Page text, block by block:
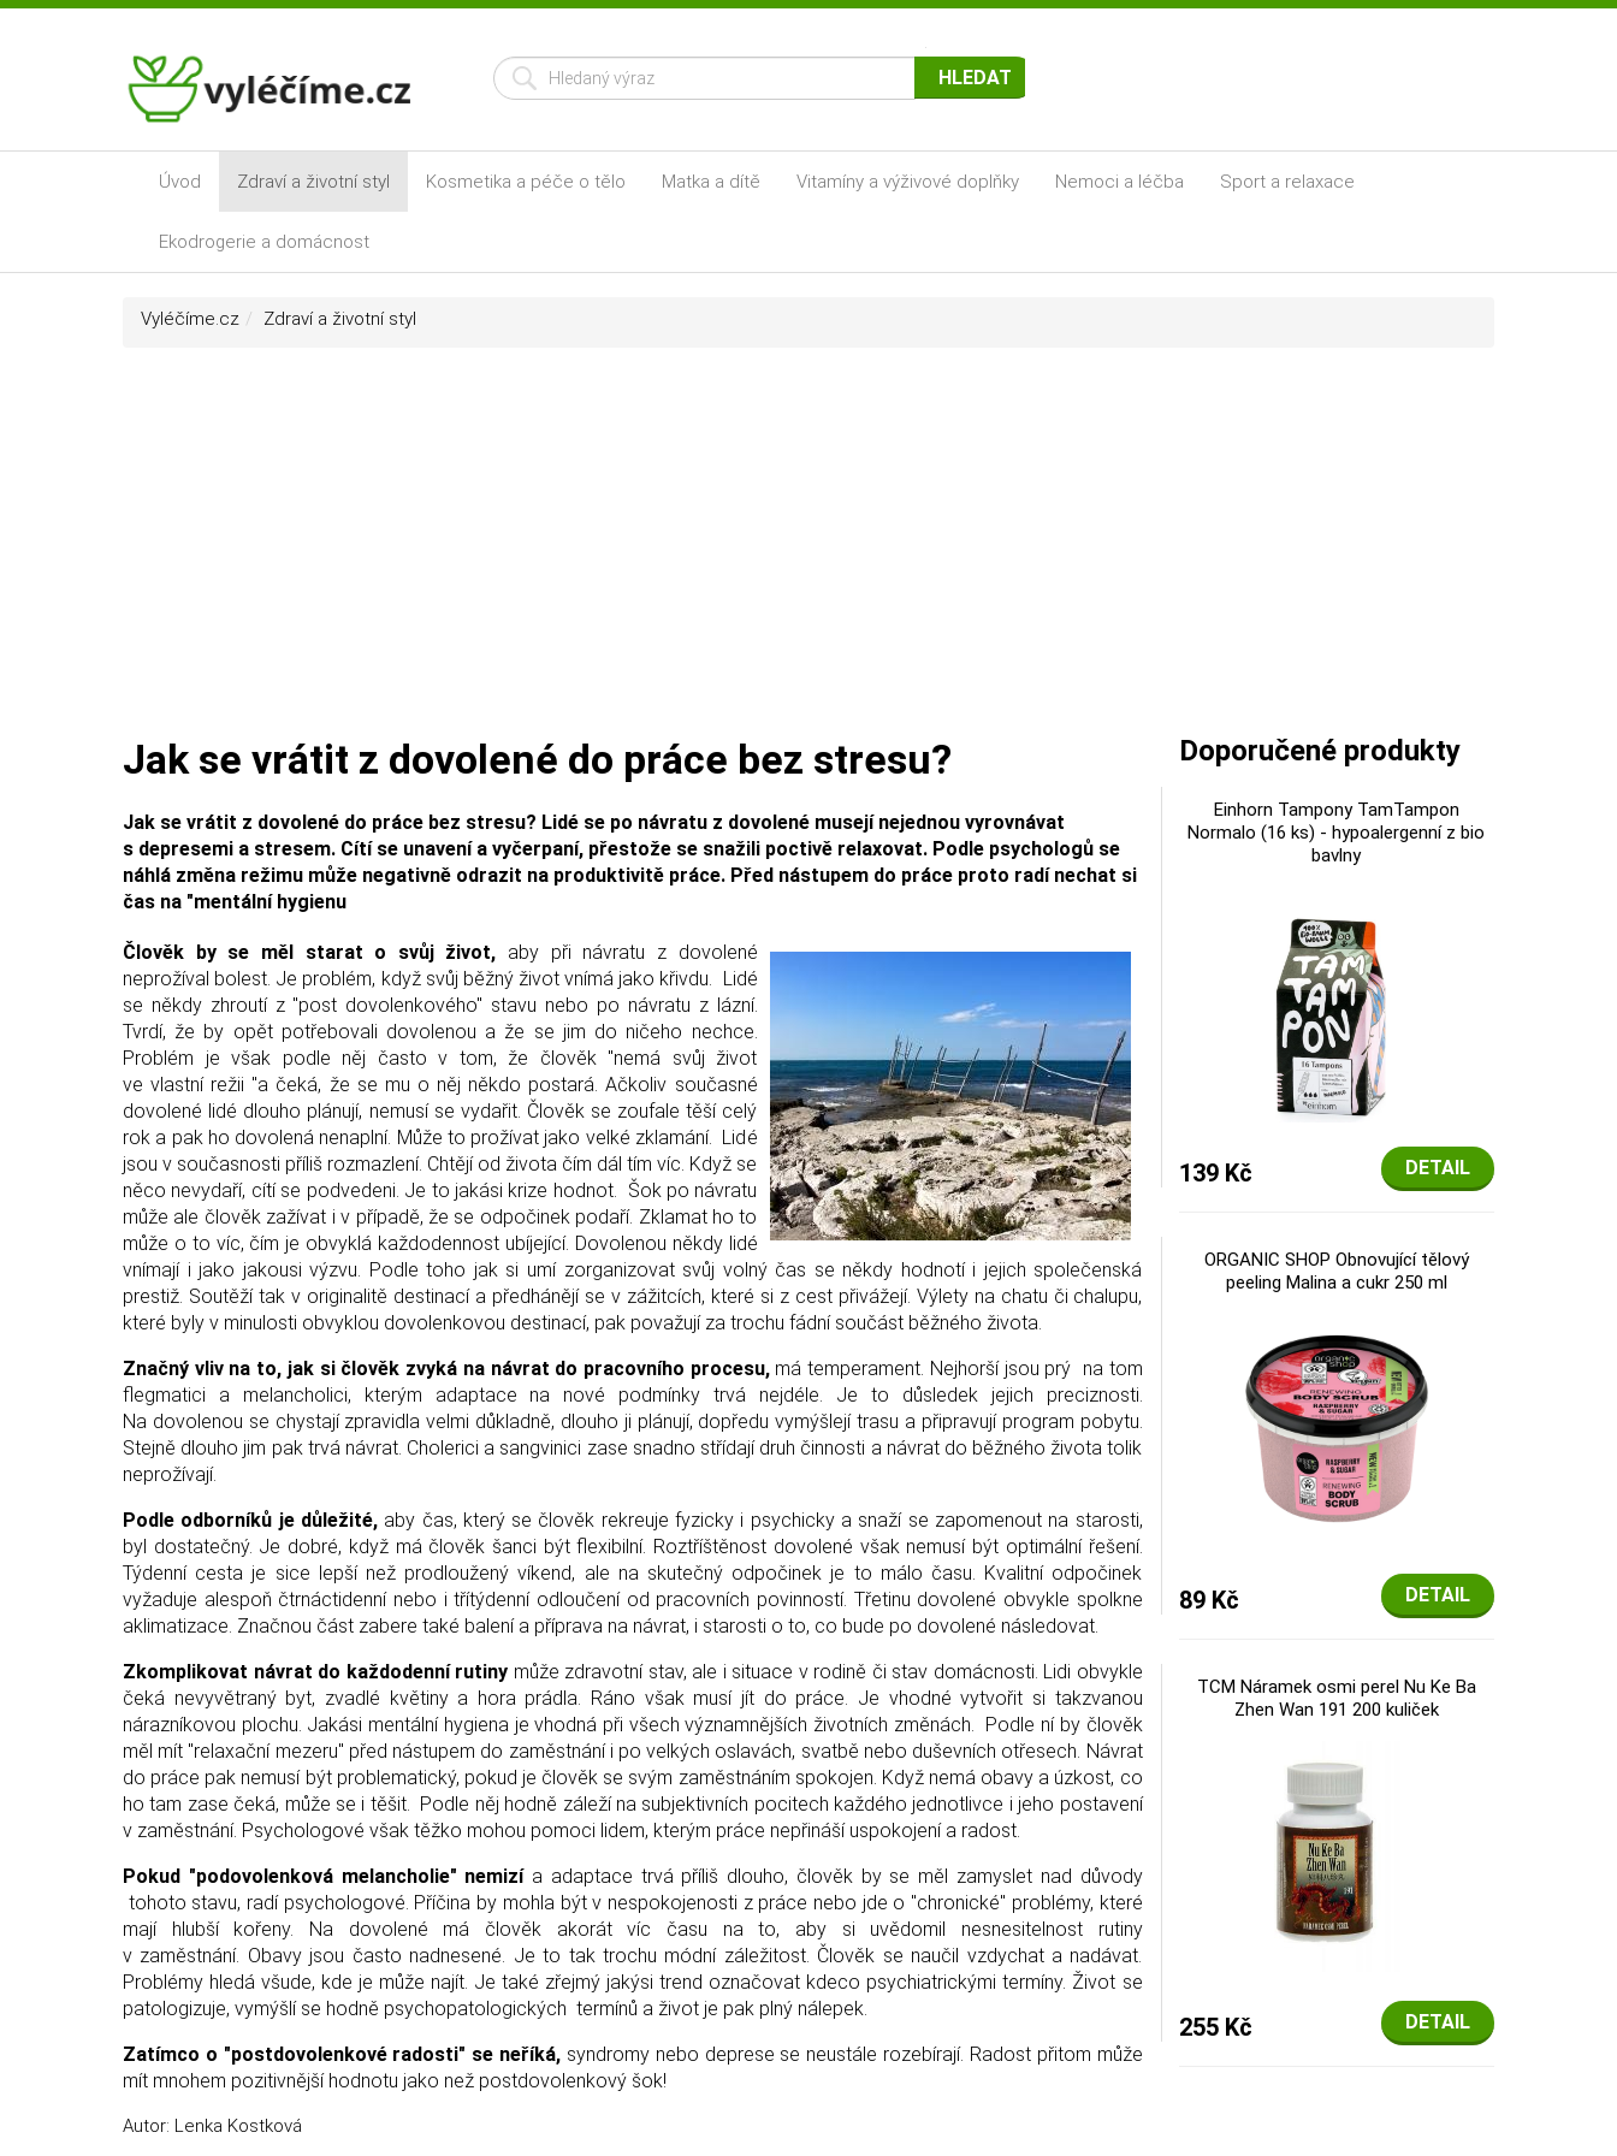
HLEDAT
Úvod Zdraví a životní styl Kosmetika a péče o tělo Matka a dítě Vitamíny a výživové doplňky Nemoci a léčba Sport a relaxace
Ekodrogerie a domácnost
Vyléčíme.cz Zdraví a životní styl
Jak se vrátit z dovolené do práce bez stresu?
Jak se vrátit z dovolené do práce bez stresu? Lidé se po návratu z dovolené musejí nejednou vyrovnávat
s depresemi a stresem. Cítí se unavení a vyčerpaní, přestože se snažili poctivě relaxovat. Podle psychologů se
náhlá změna režimu může negativně odrazit na produktivitě práce. Před nástupem do práce proto radí nechat si
čas na "mentální hygienu
Člověk by se měl starat o svůj život, aby při návratu z dovolené
neprožíval bolest. Je problém, když svůj běžný život vnímá jako křivdu. Lidé
se někdy zhroutí z "post dovolenkového" stavu nebo po návratu z lázní.
Tvrdí, že by opět potřebovali dovolenou a že se jim do ničeho nechce.
Problém je však podle něj často v tom, že člověk "nemá svůj život
ve vlastní režii "a čeká, že se mu o něj někdo postará. Ačkoliv současné
dovolené lidé dlouho plánují, nemusí se vydařit. Člověk se zoufale těší celý
rok a pak ho dovolená nenaplní. Může to prožívat jako velké zklamání. Lidé
jsou v současnosti příliš rozmazlení. Chtějí od života čím dál tím víc. Když se
něco nevydaří, cítí se podvedeni. Je to jakási krize hodnot. Šok po návratu
může ale člověk zažívat i v případě, že se odpočinek podaří. Zklamat ho to
může o to víc, čím je obvyklá každodennost ubíjející. Dovolenou někdy lidé
vnímají i jako jakousi výzvu. Podle toho jak si umí zorganizovat svůj volný čas se někdy hodnotí i jejich společenská
prestiž. Soutěží tak v originalitě destinací a předhánějí se v zážitcích, které si z cest přivážejí. Výlety na chatu či chalupu,
které byly v minulosti obvyklou dovolenkovou destinací, pak považují za trochu fádní součást běžného života.
Značný vliv na to, jak si člověk zvyká na návrat do pracovního procesu, má temperament. Nejhorší jsou prý na tom
flegmatici a melancholici, kterým adaptace na nové podmínky trvá nejdéle. Je to důsledek jejich preciznosti.
Na dovolenou se chystají zpravidla velmi důkladně, dlouho ji plánují, dopředu vymýšlejí trasu a připravují program pobytu.
Stejně dlouho jim pak trvá návrat. Cholerici a sangvinici zase snadno střídají druh činnosti a návrat do běžného života tolik
neprožívají.
Podle odborníků je důležité, aby čas, který se člověk rekreuje fyzicky i psychicky a snaží se zapomenout na starosti,
byl dostatečný. Je dobré, když má člověk šanci být flexibilní. Roztříštěnost dovolené však nemusí být optimální řešení.
Týdenní cesta je sice lepší než prodloužený víkend, ale na skutečný odpočinek je to málo času. Kvalitní odpočinek
vyžaduje alespoň čtrnáctidenní nebo i třítýdenní odloučení od pracovních povinností. Třetinu dovolené obvykle spolkne
aklimatizace. Značnou část zabere také balení a příprava na návrat, i starosti o to, co bude po dovolené následovat.
Zkomplikovat návrat do každodenní rutiny může zdravotní stav, ale i situace v rodině či stav domácnosti. Lidi obvykle
čeká nevyvětraný byt, zvadlé květiny a hora prádla. Ráno však musí jít do práce. Je vhodné vytvořit si takzvanou
nárazníkovou plochu. Jakási mentální hygiena je vhodná při všech významnějších životních změnách. Podle ní by člověk
měl mít "relaxační mezeru" před nástupem do zaměstnání i po velkých oslavách, svatbě nebo duševních otřesech. Návrat
do práce pak nemusí být problematický, pokud je člověk se svým zaměstnáním spokojen. Když nemá obavy a úzkost, co
ho tam zase čeká, může se i těšit. Podle něj hodně záleží na subjektivních pocitech každého jednotlivce i jeho postavení
v zaměstnání. Psychologové však těžko mohou pomoci lidem, kterým práce nepřináší uspokojení a radost.
Pokud "podovolenková melancholie" nemizía adaptace trvá příliš dlouho, člověk by se měl zamyslet nad důvody
tohoto stavu, radí psychologové. Příčina by mohla být v nespokojenosti z práce nebo jde o "chronické" problémy, které
mají hlubší kořeny. Na dovolené má člověk akorát víc času na to, aby si uvědomil nesnesitelnost rutiny
v zaměstnání. Obavy jsou často nadnesené. Je to tak trochu módní záležitost. Člověk se naučil vzdychat a nadávat.
Problémy hledá všude, kde je může najít. Je také zřejmý jakýsi trend označovat kdeco psychiatrickými termíny. Život se
patologizuje, vymýšlí se hodně psychopatologických termínů a život je pak plný nálepek.
Zatímco o "postdovolenkové radosti" se neříká, syndromy nebo deprese se neustále rozebírají. Radost přitom může
mít mnohem pozitivnější hodnotu jako než postdovolenkový šok!
Autor: Lenka Kostková
Doporučené produkty
Einhorn Tampony TamTampon
Normalo (16 ks) - hypoalergenní z bio
bavlny
DETAIL
139 Kč
ORGANIC SHOP Obnovující tělový
peeling Malina a cukr 250 ml
DETAIL
89 Kč
TCM Náramek osmi perel Nu Ke Ba
Zhen Wan 191 200 kuliček
DETAIL
255 Kč